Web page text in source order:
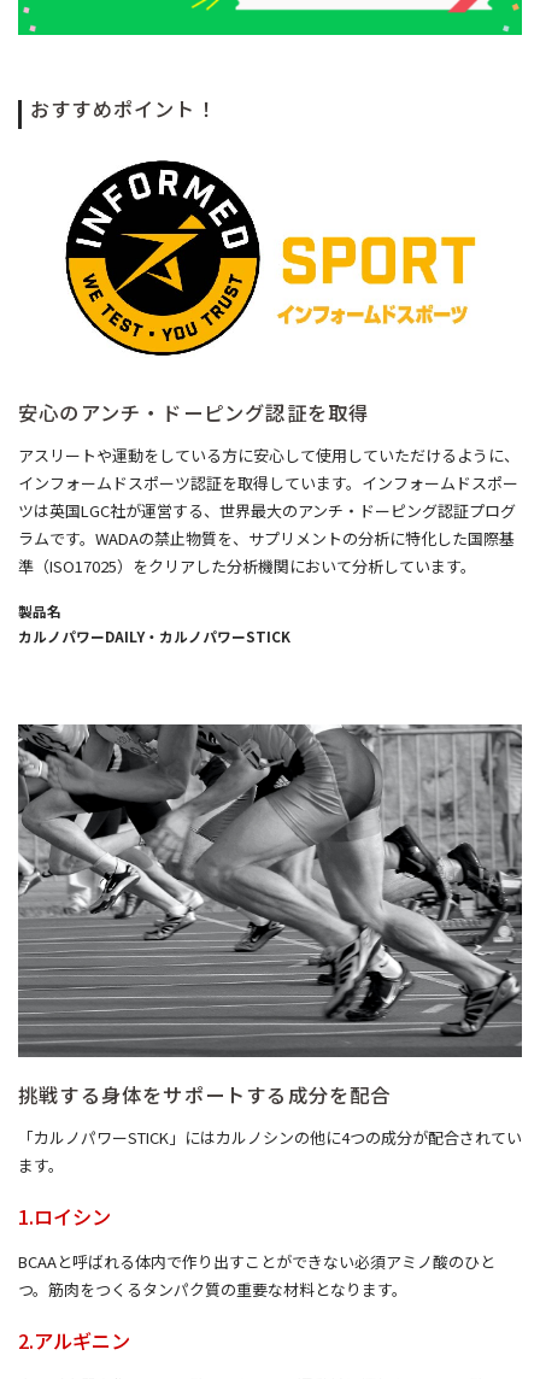
おすすめポイント！
安心のアンチ・ドーピング認証を取得
アスリートや運動をしている方に安心して使用していただけるように、
インフォームドスポーツ認証を取得しています。インフォームドスポー
ツは英国LGC社が運営する、世界最大のアンチ・ドーピング認証プログ
ラムです。WADAの禁止物質を、サプリメントの分析に特化した国際基
準（ISO17025）をクリアした分析機関において分析しています。
製品名
カルノパワーDAILY・カルノパワーSTICK
挑戦する身体をサポートする成分を配合
「カルノパワーSTICK」にはカルノシンの他に4つの成分が配合されてい
ます。
1.ロイシン
BCAAと呼ばれる体内で作り出すことができない必須アミノ酸のひと
つ。筋肉をつくるタンパク質の重要な材料となります。
2.アルギニン